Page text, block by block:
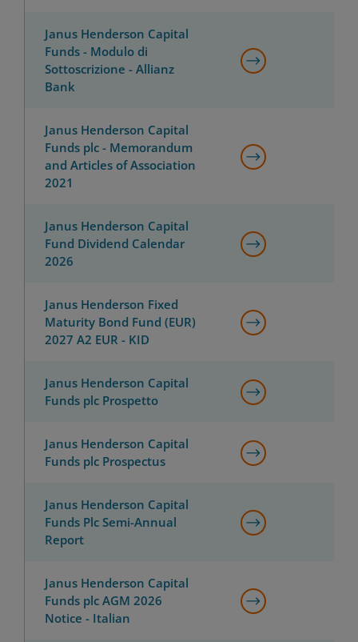
Janus Henderson Capital
Funds - Modulo di
Sottoscrizione - Allianz
Bank
Janus Henderson Capital
Funds plc - Memorandum
and Articles of Association
2021
Janus Henderson Capital
Fund Dividend Calendar
2026
Janus Henderson Fixed
Maturity Bond Fund (EUR)
2027 A2 EUR - KID
Janus Henderson Capital
Funds plc Prospetto
Janus Henderson Capital
Funds plc Prospectus
Janus Henderson Capital
Funds Plc Semi-Annual
Report
Janus Henderson Capital
Funds plc AGM 2026
Notice - Italian